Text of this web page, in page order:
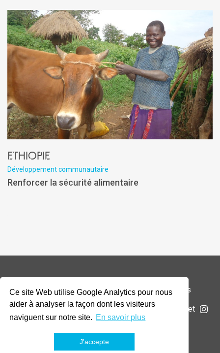
Ce site Web utilise Google Analytics pour nous
aider à analyser la façon dont les visiteurs
naviguent sur notre site. En savoir plus
J'accepte
Ethiopie
Développement communautaire
Renforcer la sécurité alimentaire
© 2026 Addax & Oryx Foundation —Mentions légales
La Fondation Projets Actualités Soumettre un projet